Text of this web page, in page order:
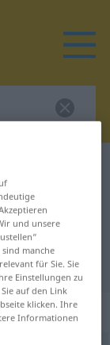
für
und unsere
manche
für Sie. Sie
Einstellungen zu
auf den Link
klicken. Ihre
Informationen